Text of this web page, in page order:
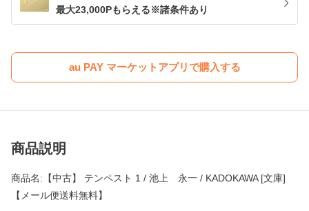
最大23,000Pもらえる※諸条件あり
au PAY マーケットアプリで購入する
商品説明
商品名:【中古】 テンペスト 1 / 池上 永一 / KADOKAWA [文庫]
【メール便送料無料】